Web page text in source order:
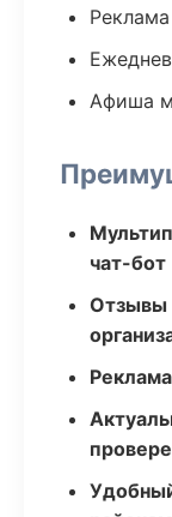
Афиша
чат-бот
Отзывы